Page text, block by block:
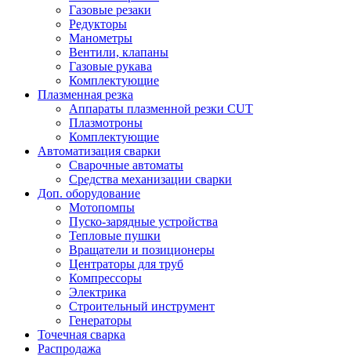
Газовые резаки
Редукторы
Манометры
Вентили, клапаны
Газовые рукава
Комплектующие
Плазменная резка
Аппараты плазменной резки CUT
Плазмотроны
Комплектующие
Автоматизация сварки
Сварочные автоматы
Средства механизации сварки
Доп. оборудование
Мотопомпы
Пуско-зарядные устройства
Тепловые пушки
Вращатели и позиционеры
Центраторы для труб
Компрессоры
Электрика
Строительный инструмент
Генераторы
Точечная сварка
Распродажа